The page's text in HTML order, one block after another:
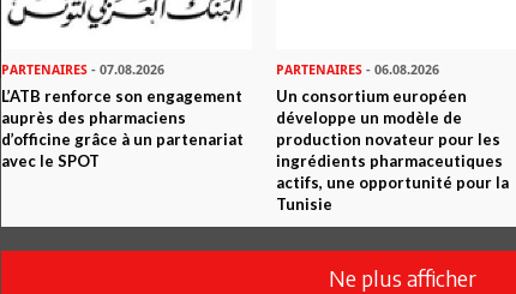
PARTENAIRES - 07.08.2026
L’ATB renforce son engagement
auprès des pharmaciens
d’officine grâce à un partenariat
avec le SPOT
PARTENAIRES - 06.08.2026
Un consortium européen
développe un modèle de
production novateur pour les
ingrédients pharmaceutiques
actifs, une opportunité pour la
Tunisie
Ne plus afficher